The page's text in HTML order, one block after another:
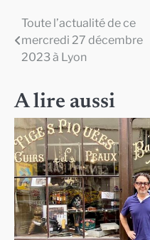
Navigation
de
Toute l’actualité de ce
mercredi 27 décembre
2023 à Lyon
A lire aussi